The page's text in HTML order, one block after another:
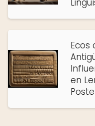
Ecos
en